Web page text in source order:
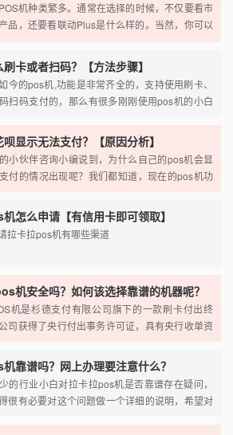
机种类繁多。通常在选择的时候，不仅要看市
品，还要看联动Plus是什么样的。当然，你可以
体的性能特点，通过详细的分析帮助大家更好的
，也是可以广泛使用的。
卡或者扫码？【方法步骤】
今的pos机,功能是非常齐全的，支持使用刷卡、
扫码支付的，那么有很多刚刚使用pos机的小白
天主要的就来了解一下关于pos机怎么刷卡或扫
显示无法支付？【原因分析】
小伙伴咨询小编说到，为什么自己的pos机会显
付的情况出现呢？我们都知道，现在的pos机功
天就主要的来了解一下pos机刷花呗显示无法支
怎么申请【有信用卡即可领取】
拉卡拉pos机有哪些渠道
过这个入口去申请或者是可以通过联系官网上的
过拉卡拉客服在线申请pos机。
商办理。在全国各大有很多代理拉卡拉pos机的服
人pos机的，因此直接找拉卡拉代理商申请pos机
见的渠道。
机安全吗？如何该选择靠谱的机器呢？
机是杉德支付有限公司旗下的一款刷卡付出终
司获得了央行付出事务许可证，具有央行收单资
安全到账。
靠谱吗？网上办理要注意什么？
的行业小白对拉卡拉pos机是否靠谱存在疑问，
很有必要对这个问题做一个详细的说明，希望对